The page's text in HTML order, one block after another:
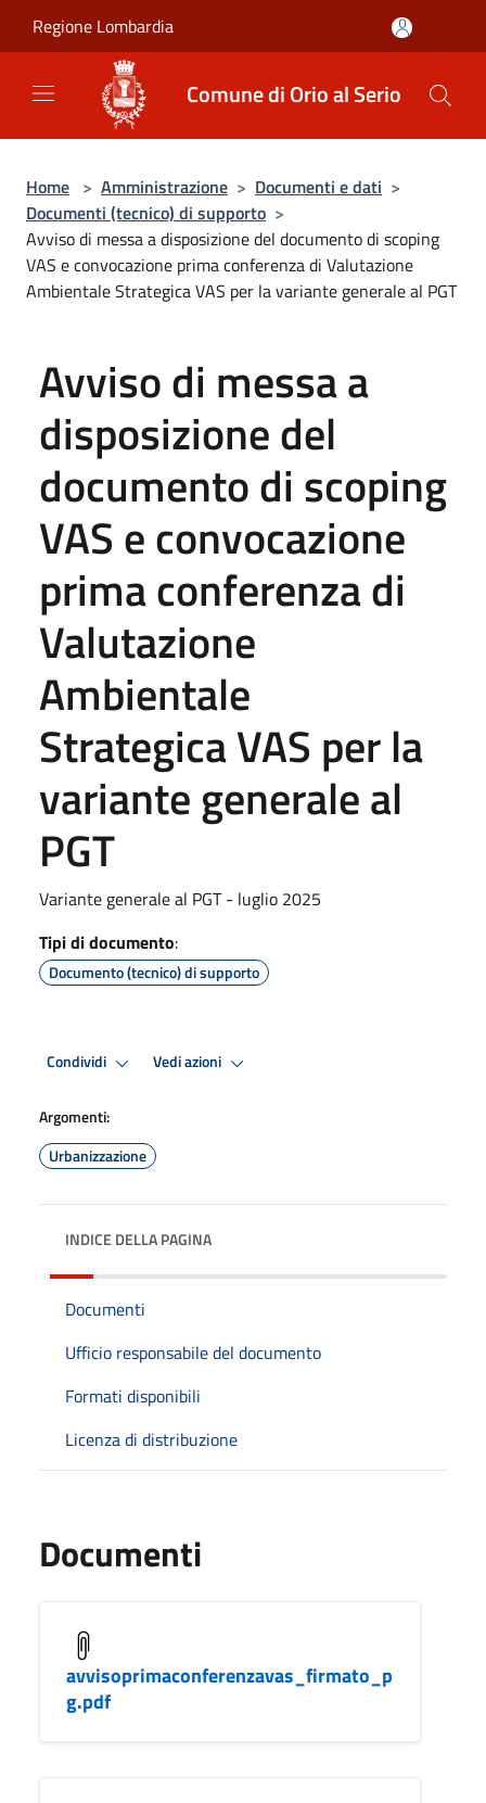
Regione Lombardia
Comune di Orio al Serio
Home > Amministrazione > Documenti e dati >
Documenti (tecnico) di supporto >
Avviso di messa a disposizione del documento di scoping
VAS e convocazione prima conferenza di Valutazione
Ambientale Strategica VAS per la variante generale al PGT
Avviso di messa a
disposizione del
documento di scoping
VAS e convocazione
prima conferenza di
Valutazione
Ambientale
Strategica VAS per la
variante generale al
PGT
Variante generale al PGT - luglio 2025
Tipi di documento:
Documento (tecnico) di supporto
Condividi Vedi azioni
Argomenti:
Urbanizzazione
INDICE DELLA PAGINA
Documenti
Ufficio responsabile del documento
Formati disponibili
Licenza di distribuzione
Documenti
avvisoprimaconferenzavas_firmato_p
g.pdf